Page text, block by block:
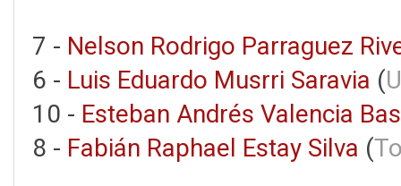
7 - Nelson Rodrigo Parraguez
6 - Luis Eduardo Musrri Saravia (
10 - Esteban Andrés Valencia
8 - Fabián Raphael Estay Silva (